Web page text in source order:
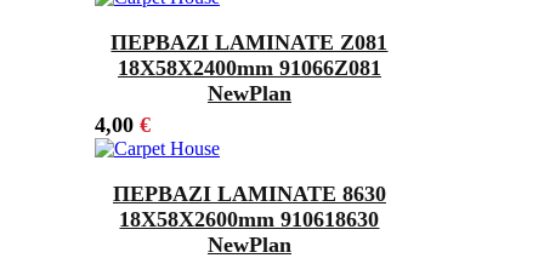
ΠΕΡΒΑΖΙ LAMINATE Z081
18Χ58X2400mm 91066Z081
NewPlan
4,00 €
ΠΕΡΒΑΖΙ LAMINATE 8630
18Χ58X2600mm 910618630
NewPlan